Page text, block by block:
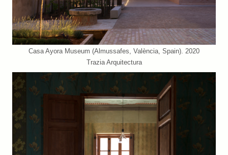
Casa Ayora Museum (Almussafes, València, Spain). 2020
Trazia Arquitectura